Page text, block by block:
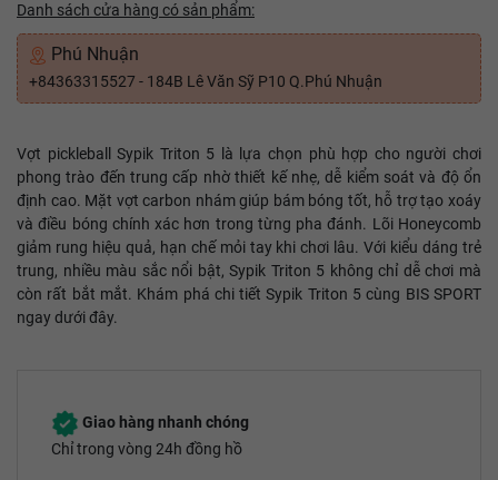
Danh sách cửa hàng có sản phẩm:
Phú Nhuận
+84363315527 - 184B Lê Văn Sỹ P10 Q.Phú Nhuận
Vợt pickleball Sypik Triton 5 là lựa chọn phù hợp cho người chơi
phong trào đến trung cấp nhờ thiết kế nhẹ, dễ kiểm soát và độ ổn
định cao. Mặt vợt carbon nhám giúp bám bóng tốt, hỗ trợ tạo xoáy
và điều bóng chính xác hơn trong từng pha đánh. Lõi Honeycomb
giảm rung hiệu quả, hạn chế mỏi tay khi chơi lâu. Với kiểu dáng trẻ
trung, nhiều màu sắc nổi bật, Sypik Triton 5 không chỉ dễ chơi mà
còn rất bắt mắt. Khám phá chi tiết Sypik Triton 5 cùng BIS SPORT
ngay dưới đây.
Giao hàng nhanh chóng
Chỉ trong vòng 24h đồng hồ